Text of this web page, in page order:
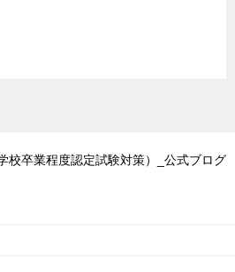
校卒業程度認定試験対策）_公式ブログ